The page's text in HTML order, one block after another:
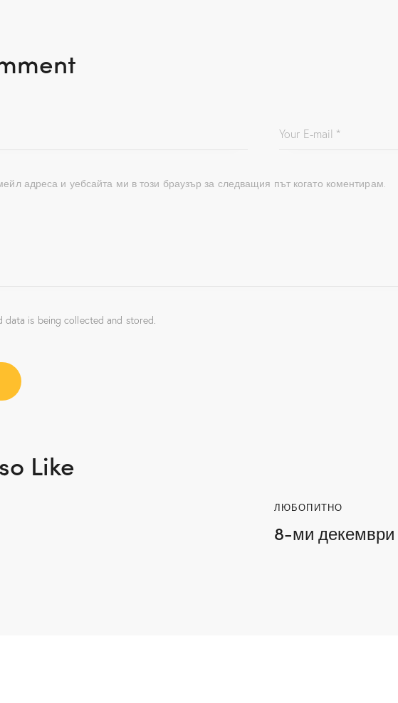
адреса и уебсайта ми в този браузър за следващия път когато коментирам.
data is being collected and stored.
Like
ЛЮБОПИТНО
8-ми декември